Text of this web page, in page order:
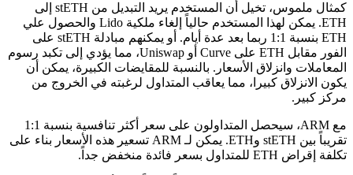
كمثال ملموس، تخيل أن المستخدم يريد التبديل من stETH إلى
ETH. يمكن لهذا المستخدم حالياً إلغاء ملكية Lido والحصول علي
ETH بنسبة 1:1 ربما بعد عدة أيام. أو يمكنهم مبادلة stETH على
الفور مقابل ETH على Curve أو Uniswap، مما يؤدي إلى تكبد رسوم
المعاملات وانزلاق الأسعار. بالنسبة للمقايضات الكبيرة، يمكن أن
يكون الانزلاق كبيرا، مما يعاقب المتداول لرغبته في الخروج من
مركز كبير.
مع ARM، سيحصل المتداولون على سعر أكثر تنافسية بنسبة 1:1
تقريباً بين stETH وETH. يمكن لـ ARM تسعير هذه الأسعار بناء على
تكلفة إقراض ETH للمتداول بسعر فائدة منخفض جداً.